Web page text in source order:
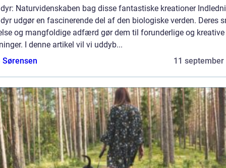
Naturvidenskaben bag disse fantastiske kreationer
udgør en fascinerende del af den biologiske verden. Deres
og mangfoldige adfærd gør dem til forunderlige og kreative
I denne artikel vil vi uddyb...
Sørensen
11 september